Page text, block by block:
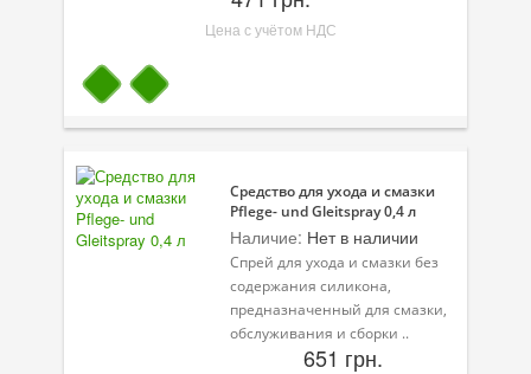
Клеи и герметики
Профи-серия
Уход за кондиционером
Смазки
Специальные программы
Велосипедная программа
Масла для лодочных моторов
Моторное масло для мотоцикла
Цена с учётом НДС
Средство для ухода и смазки
Pflege- und Gleitspray 0,4 л
Наличие: Нет в наличии
Спрей для ухода и смазки без
содержания силикона,
предназначенный для смазки,
обслуживания и сборки ..
651 грн.